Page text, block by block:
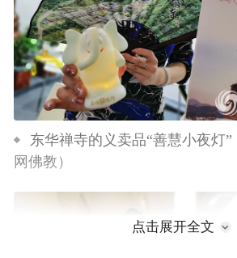
东华禅寺的义卖品“善慧小夜灯
网佛教）
点击展开全文